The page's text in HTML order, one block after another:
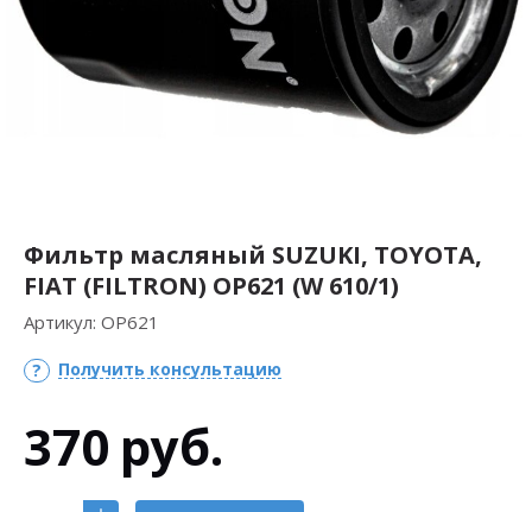
Фильтр масляный SUZUKI, TOYOTA,
FIAT (FILTRON) OP621 (W 610/1)
Артикул: OP621
Получить консультацию
370 руб.